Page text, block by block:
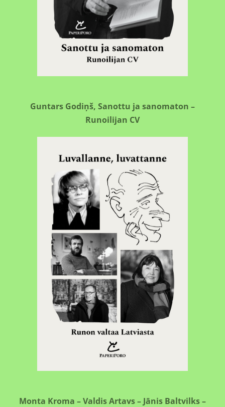
Guntars Godiņš, Sanottu ja sanomaton –
Runoilijan CV
Monta Kroma – Valdis Artavs – Jānis Baltvilks –